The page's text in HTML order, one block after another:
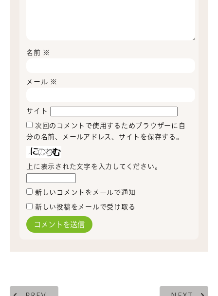
名前 ※
メール ※
サイト
次回のコメントで使用するためブラウザーに自
分の名前、メールアドレス、サイトを保存する。
上に表示された文字を入力してください。
新しいコメントをメールで通知
新しい投稿をメールで受け取る